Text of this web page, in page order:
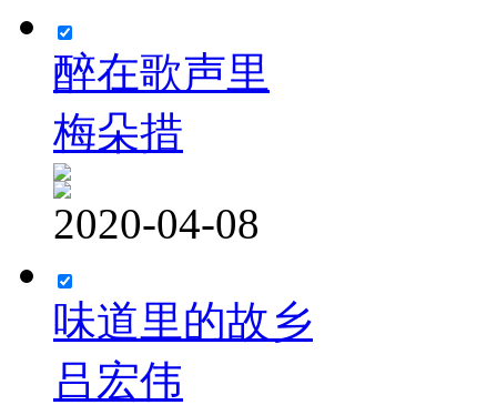
醉在歌声里
梅朵措
2020-04-08
味道里的故乡
吕宏伟